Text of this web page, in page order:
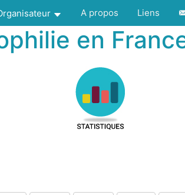
A propos Liens
en